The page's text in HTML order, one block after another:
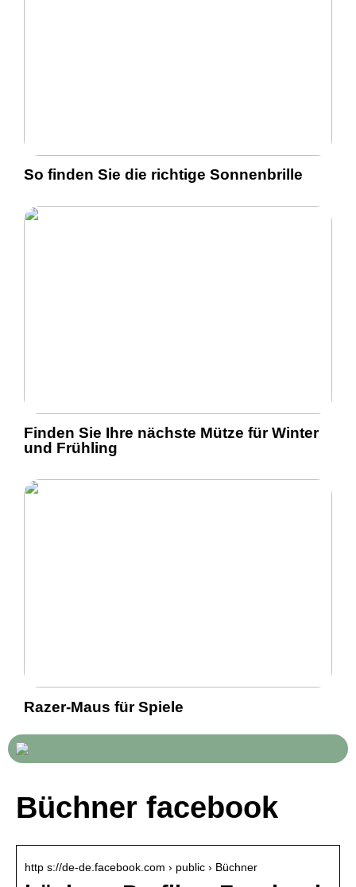
So finden Sie die richtige Sonnenbrille
Finden Sie Ihre nächste Mütze für Winter
und Frühling
Razer-Maus für Spiele
Büchner facebook
http s://de-de.facebook.com › public › Büchner